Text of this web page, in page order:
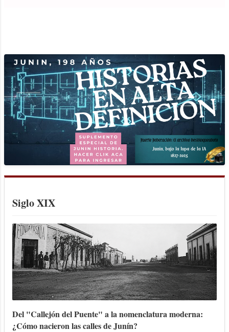
obligando el viernes 3 de enero a la
evacuación de una familia. En la laguna
de Gómez, las aguas llegaron a derribar
una parte del murallón y otros 500 metros
llegaron a estar en peligro de derrumbe y
por esta situación llegó a Junín el sábado
4 de enero el entonces director de
Hidráulica provincial ingeniero Alberto
Belossi quien sobrevoló las zonas
inundadas desde General Pinto a Junín y
anunció la construcción de un canal
Siglo XIX
Del "Callejón del Puente" a la nomenclatura moderna:
¿Cómo nacieron las calles de Junín?